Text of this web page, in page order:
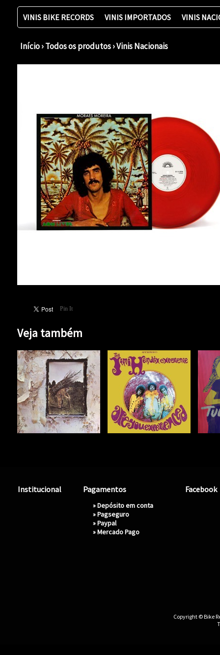
VINIS BIKE RECORDS VINIS IMPORTADOS VINIS
Início›Todos os produtos›Vinis Nacionais
Pin It
Veja também
Institucional Pagamentos
» Depósito em conta
»Pagseguro
»Paypal
»Mercado Pago
Facebook
Copyright © Bike